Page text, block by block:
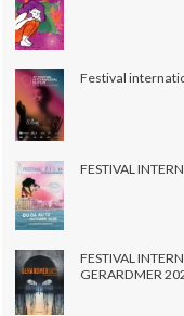
Festival
FESTIVAL
FESTIVAL
GERARDMER